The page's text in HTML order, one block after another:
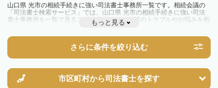
山口県 光市の相続手続きに強い司法書士事務所一覧です。相続会議の
「司法書士検索サービス」では、山口県 光市の相続手続きに強い司法
書士事務所を一覧で見ることが出来ます。相続のトラブルやお悩みを抱
えている方は一度近隣の司法書士に相談してみましょう。
もっと見る
さらに条件を絞り込む
市区町村から司法書士を探す